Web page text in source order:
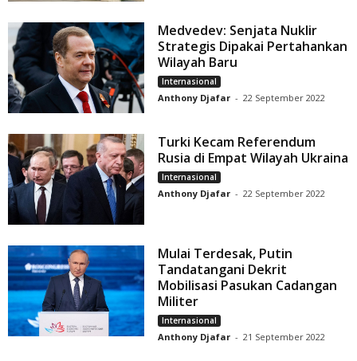
Medvedev: Senjata Nuklir
Strategis Dipakai Pertahankan
Wilayah Baru
Internasional
Anthony Djafar - 22 September 2022
Turki Kecam Referendum
Rusia di Empat Wilayah Ukraina
Internasional
Anthony Djafar - 22 September 2022
Mulai Terdesak, Putin
Tandatangani Dekrit
Mobilisasi Pasukan Cadangan
Militer
Internasional
Anthony Djafar - 21 September 2022